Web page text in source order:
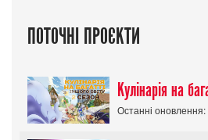
ПОТОЧНІ ПРОЄКТИ
Останні